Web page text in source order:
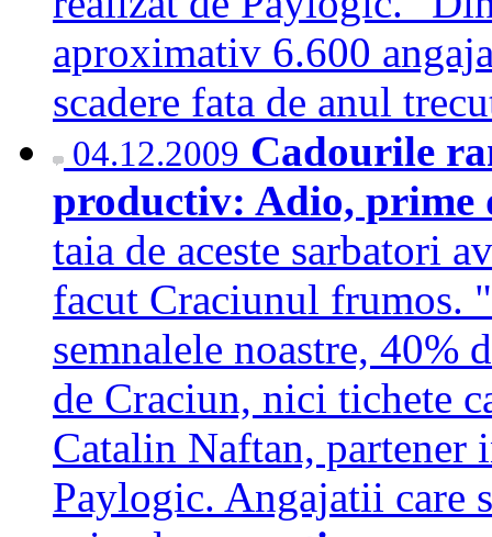
aproximativ 6.600
scadere fata de anul
04.12.2009 Cadourile
productiv: Adio,
taia de aceste sarbatori
facut Craciunul frumos.
semnalele noastre, 40%
de Craciun, nici tichete
Catalin Naftan, partener
Paylogic. Angajatii care